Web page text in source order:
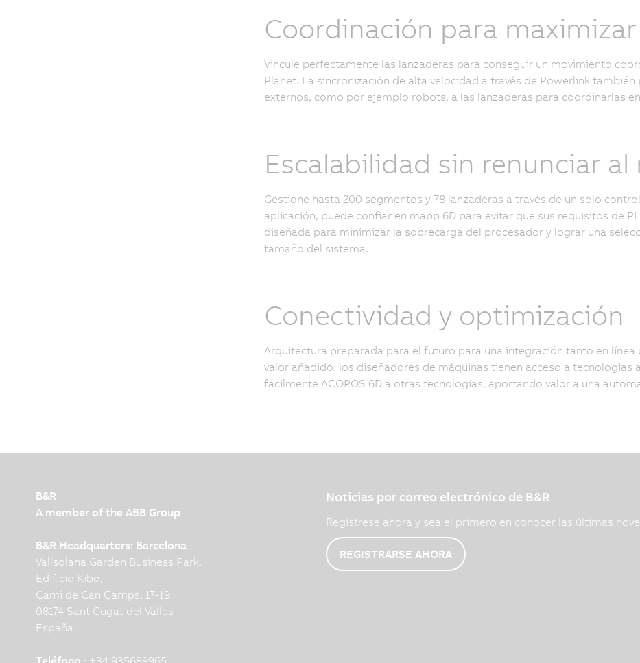
Coordinación para
Vincule perfectamente las lanzaderas para conseguir un movimiento
Planet. La sincronización de alta velocidad a través de Powerlink
externos, como por ejemplo robots, a las lanzaderas para coordinarlas
Escalabilidad sin renunciar
Gestione hasta 200 segmentos y 78 lanzaderas a través de un solo
aplicación, puede confiar en mapp 6D para evitar que sus requisitos de
diseñada para minimizar la sobrecarga del procesador y lograr una
tamaño del sistema.
Conectividad y optimización
Arquitectura preparada para el futuro para una integración tanto en
valor añadido: los diseñadores de máquinas tienen acceso a tecnologías
fácilmente ACOPOS 6D a otras tecnologías, aportando valor a una
B&R
A member of the ABB Group
B&R Headquarters: Barcelona
Vallsolana Garden Business Park,
Edificio Kibo,
Cami de Can Camps, 17-19
08174 Sant Cugat del Valles
España
Teléfono : +34 935689965
Noticias por correo electrónico de B&R
Regístrese ahora y sea el primero en conocer las últimas
REGISTRARSE AHORA